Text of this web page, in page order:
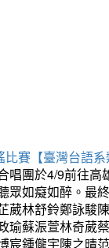
賽【臺灣台語
團於4/9前往
眾如癡如醉。最
葳林舒鈴鄭詠駿
瑜蘇浱萱林奇葳
宸鍾儱宇陳之晴